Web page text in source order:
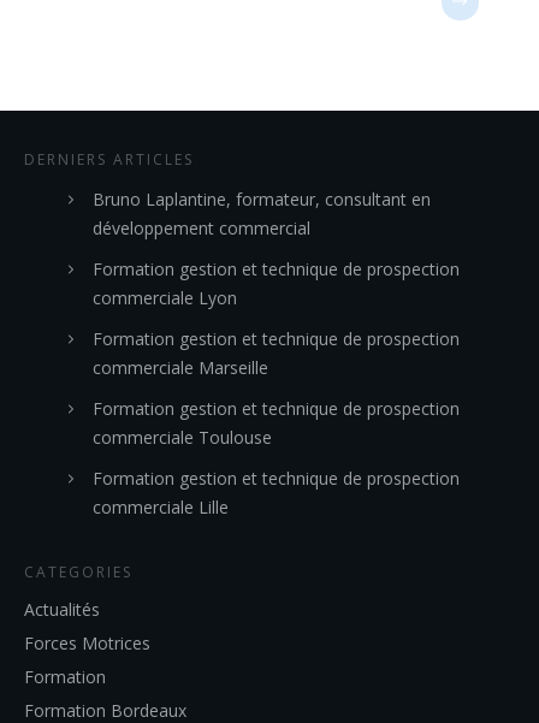
DERNIERS ARTICLES
Bruno Laplantine, formateur, consultant en
développement commercial
Formation gestion et technique de prospection
commerciale Lyon
Formation gestion et technique de prospection
commerciale Marseille
Formation gestion et technique de prospection
commerciale Toulouse
Formation gestion et technique de prospection
commerciale Lille
CATEGORIES
Actualités
Forces Motrices
Formation
Formation Bordeaux